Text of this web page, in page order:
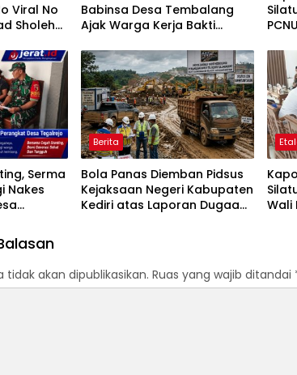
Viral No
Sholeh
Babinsa Desa Tembalang
Ajak Warga Kerja Bakti
Serma
Nakes
Berita
Bola Panas Diemban Pidsus
Kejaksaan Negeri Kabupaten
Kediri atas Laporan Dugaan
Wali
akan dipublikasikan. Ruas yang wajib ditandai